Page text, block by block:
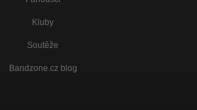
Kluby
Soutěže
Bandzone.cz blog